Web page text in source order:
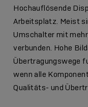
Hochauflösende
Arbeitsplatz. Meist
Umschalter mit
verbunden. Hohe
Übertragungswege
wenn alle
Qualitäts- und